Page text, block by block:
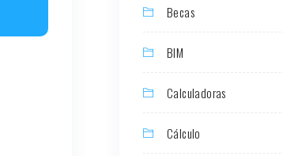
Becas
BIM
Calculadoras
Cálculo